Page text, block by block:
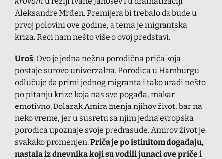
Aleksandre Mrđen. Premijera bi trebalo da bude u
prvoj polovini ove godine, a tema je migrantska
kriza. Reci nam nešto više o ovoj predstavi.
Uroš: Ovo je jedna nežna porodična priča koja
postaje surovo univerzalna. Porodica u Hamburgu
odlučuje da primi jednog migranta i tako uradi nešto
po pitanju krize koja nas sve pogađa, makar
emotivno. Dolazak Amira menja njihov život, bar na
neko vreme, jer u susretu sa njim jedna evropska
porodica upoznaje svoje predrasude. Amirov život je
svakako promenjen.Priča je po istinitom događaju,
nastala iz dnevnika koji su vodili junaci ove priče i